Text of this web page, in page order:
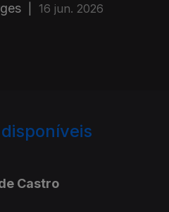
16 jun. 2026
Castro